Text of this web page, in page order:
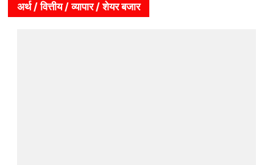
अर्थ / वित्तीय / व्यापार / शेयर बजार